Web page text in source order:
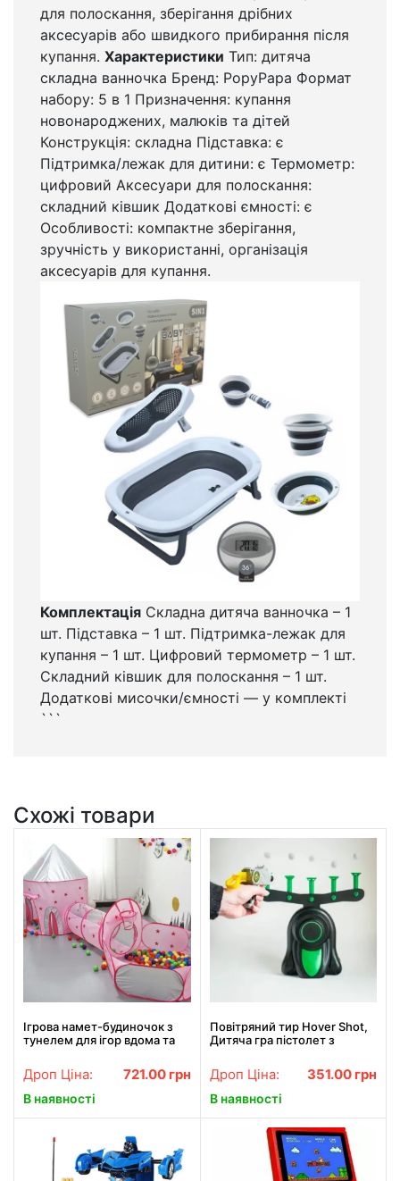
для полоскання, зберігання дрібних
аксесуарів або швидкого прибирання після
купання. Характеристики Тип: дитяча
складна ванночка Бренд: PopyPapa Формат
набору: 5 в 1 Призначення: купання
новонароджених, малюків та дітей
Конструкція: складна Підставка: є
Підтримка/лежак для дитини: є Термометр:
цифровий Аксесуари для полоскання:
складний ківшик Додаткові ємності: є
Особливості: компактне зберігання,
зручність у використанні, організація
аксесуарів для купання.
Комплектація Складна дитяча ванночка – 1
шт. Підставка – 1 шт. Підтримка-лежак для
купання – 1 шт. Цифровий термометр – 1 шт.
Складний ківшик для полоскання – 1 шт.
Додаткові мисочки/ємності — у комплекті
```
Схожі товари
Ігрова намет-будиночок з
тунелем для ігор вдома та
Дроп Ціна: 721.00 грн
В наявності
Повітряний тир Hover Shot,
Дитяча гра пістолет з
Дроп Ціна: 351.00 грн
В наявності